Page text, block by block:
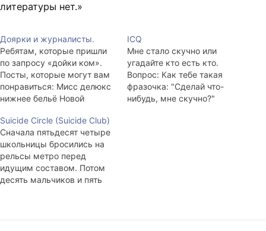
литературы нет.»
Доярки и журналисты.
Ребятам, которые пришли
по запросу «дойки ком».
Посты, которые могут вам
понравиться: Мисс делюкс
нижнее бельё Новой
Новозеландские подружки
на голосовании. Полуголых
чужих жён и гёлфрендов
пост. Мисс нижнее бельё
Новой Зеландии 2011 Мисс
Окленд 2010 — Самые
ICQ
Мне стало скучно или
угадайте кто есть кто.
Вопрос: Как тебе такая
фразочка: "Сделай что-
нибудь, мне скучно?"
Suicide Circle (Suicide Club)
Сначала пятьдесят четыре
школьницы бросились на
рельсы метро перед
идущим составом. Потом
десять мальчиков и пять